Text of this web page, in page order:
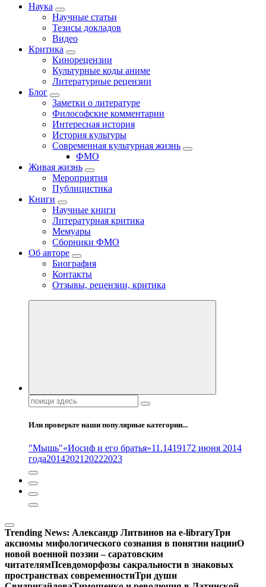
Наука
Научные статьи
Тезисы докладов
Видео
Критика
Кинорецензии
Культурные коды аниме
Литературные рецензии
Блог
Заметки о литературе
Философские комментарии
Интересная история
История культуры
Современная культурная жизнь
ФМО
Живая жизнь
Мероприятия
Публицистика
Книги
Научные книги
Литературная критика
Мемуары
Сборники ФМО
Об авторе
Биография
Контакты
Отзывы, рецензии, критика
Поиск:
Или проверьте наши популярные категории...
"Мышь"«Иосиф и его братья»11.1419172 июня 2014
года20142021 20222023
Trending News: Александр Литвинов на e-libraryТри
аксиомы мифологического сознания в понятии нацииО
новой военной поэзии – саратовским
читателямПсевдоморфозы сакральности в знаковых
пространствах современностиТри души